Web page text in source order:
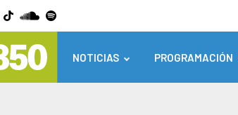
NOTICIAS PROGRAMACIÓN